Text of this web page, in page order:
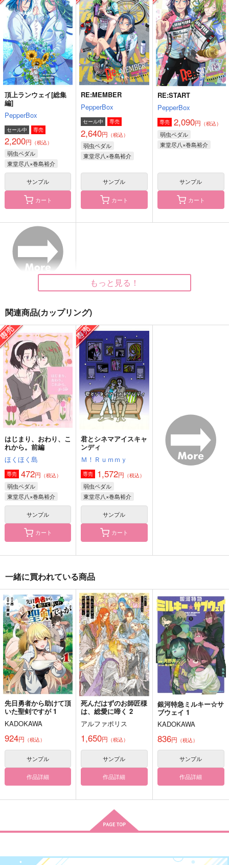
れから。前編
ほくほく島
472円 （税込）
東堂尽八×巻島裕介
サンプル
作品詳細
ンディ
Ｍ！Ｒｕｍｍｙ
1,572円（税込）
東堂尽八×巻島裕介
サンプル
作品詳細
い
FLEX-ABLE
880円（税込）
東堂尽八×巻島裕介
サンプル
作品詳細
ナマクラパーマ
787円（税込）
ロナルド×ドラルク
サンプル
作品詳細
サンプル
作品詳細
サンプル
作品詳細
その超常現象、調査し
ます
Apple pie
787円
睦月始×霜月隼
サンプル
作品詳細
スト、あるいはキャラ
メリゼ
俺のソナタ
380
流川楓×三井寿
サンプル
作品詳細
ログアウトできませ
ん！？
餅粉
（税込）
青から生まれたこの世
界で
炭水化物幸福論
472円 （税込）
サンプル
尽期の君に捧ぐ
折々
550円（税込）
山田利吉×土井半助
サンプル
私立綾カ島学園
推寿司はエンガワ
2,420円（税込）
八凪幸人×沙川尽義
サンプル
頂上ランウェイ[総集
編]
PepperBox
セール中 専売
2,200円 （税込）
弱虫ペダル
東堂尽八×巻島裕介
サンプル
カート
RE:MEMBER
PepperBox
セール中 専売
2,640円 （税込）
弱虫ペダル
東堂尽八×巻島裕介
サンプル
カート
RE:START
PepperBox
専売 2,090円 （税込）
弱虫ペダル
東堂尽八×巻島裕介
サンプル
カート
もっと見る！
関連商品(カップリング)
はじまり、おわり、こ
れから。前編
ほくほく島
専売 472円 （税込）
弱虫ペダル
東堂尽八×巻島裕介
サンプル
カート
君とシネマアイスキャ
ンディ
Ｍ！Ｒｕｍｍｙ
専売 1,572円 （税込）
弱虫ペダル
東堂尽八×巻島裕介
サンプル
カート
一緒に買われている商品
先日勇者から助けて頂
いた聖剣ですが 1
KADOKAWA
924円 （税込）
サンプル
作品詳細
死んだはずのお師匠様
は、総愛に啼く 2
アルファポリス
1,650円 （税込）
サンプル
作品詳細
銀河特急ミルキー☆サ
ブウェイ 1
KADOKAWA
836円 （税込）
サンプル
作品詳細